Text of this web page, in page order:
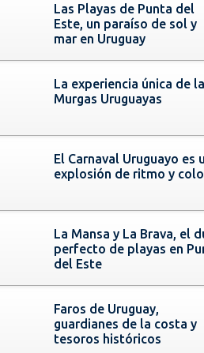
Las Playas de Punta del
Este, un paraíso de sol y
mar en Uruguay
La experiencia única de
Murgas Uruguayas
El Carnaval Uruguayo es
explosión de ritmo y
La Mansa y La Brava, el
perfecto de playas en
del Este
Faros de Uruguay,
guardianes de la costa y
tesoros históricos